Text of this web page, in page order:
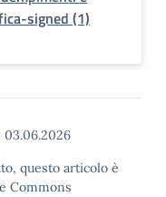
signed (1)
03.06.2026
questo articolo è
Commons